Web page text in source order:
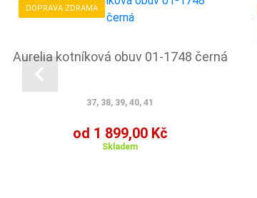
DOPRAVA ZDRAMA
Aurelia kotníková obuv 01-1748 černá
37, 38, 39, 40, 41
od 1 899,00 Kč
Skladem